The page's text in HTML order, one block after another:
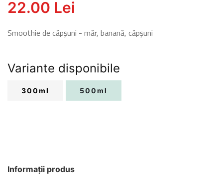
22.00 Lei
Smoothie de căpșuni - măr, banană, căpșuni
Variante disponibile
300ml 500ml
Informații produs